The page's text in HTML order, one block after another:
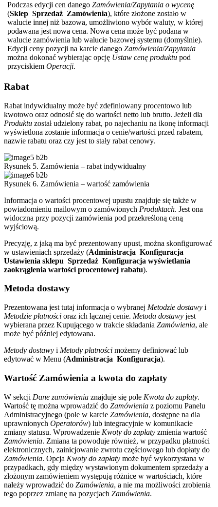
Podczas edycji cen danego Zamówienia/Zapytania o wycenę
(Sklep Sprzedaż Zamówienia), które złożone zostało w
walucie innej niż bazowa, umożliwiono wybór waluty, w której
podawana jest nowa cena. Nowa cena może być podana w
walucie zamówienia lub walucie bazowej systemu (domyślnie).
Edycji ceny pozycji na karcie danego Zamówienia/Zapytania
można dokonać wybierając opcję Ustaw cenę produktu pod
przyciskiem Operacji.
Rabat
Rabat indywidualny może być zdefiniowany procentowo lub
kwotowo oraz odnosić się do wartości netto lub brutto. Jeżeli dla
Produktu został udzielony rabat, po najechaniu na ikonę informacji
wyświetlona zostanie informacja o cenie/wartości przed rabatem,
nazwie rabatu oraz czy jest to stały rabat cenowy.
Rysunek 5. Zamówienia – rabat indywidualny
Rysunek 6. Zamówienia – wartość zamówienia
Informacja o wartości procentowej upustu znajduje się także w
powiadomieniu mailowym o zamówionych Produktach. Jest ona
widoczna przy pozycji zamówienia pod przekreśloną ceną
wyjściową.
Precyzję, z jaką ma być prezentowany upust, można skonfigurować
w ustawieniach sprzedaży (Administracja Konfiguracja
Ustawienia sklepu Sprzedaż Konfiguracja wyświetlania
zaokrąglenia wartości procentowej rabatu).
Metoda dostawy
Prezentowana jest tutaj informacja o wybranej Metodzie dostawy i
Metodzie płatności oraz ich łącznej cenie. Metoda dostawy jest
wybierana przez Kupującego w trakcie składania Zamówienia, ale
może być później edytowana.
Metody dostawy i Metody płatności możemy definiować lub
edytować w Menu (Administracja Konfiguracja).
Wartość Zamówienia a kwota do zapłaty
W sekcji Dane zamówienia znajduje się pole Kwota do zapłaty.
Wartość tę można wprowadzić do Zamówienia z poziomu Panelu
Administracyjnego (pole w karcie Zamówienia, dostępne na dla
uprawnionych Operatorów) lub integracyjnie w komunikacie
zmiany statusu. Wprowadzenie Kwoty do zapłaty zmienia wartość
Zamówienia. Zmiana ta powoduje również, w przypadku płatności
elektronicznych, zainicjowanie zwrotu częściowego lub dopłaty do
Zamówienia. Opcja Kwoty do zapłaty może być wykorzystana w
przypadkach, gdy między wystawionym dokumentem sprzedaży a
złożonym zamówieniem występują różnice w wartościach, które
należy wprowadzić do Zamówienia, a nie ma możliwości zrobienia
tego poprzez zmianę na pozycjach Zamówienia.